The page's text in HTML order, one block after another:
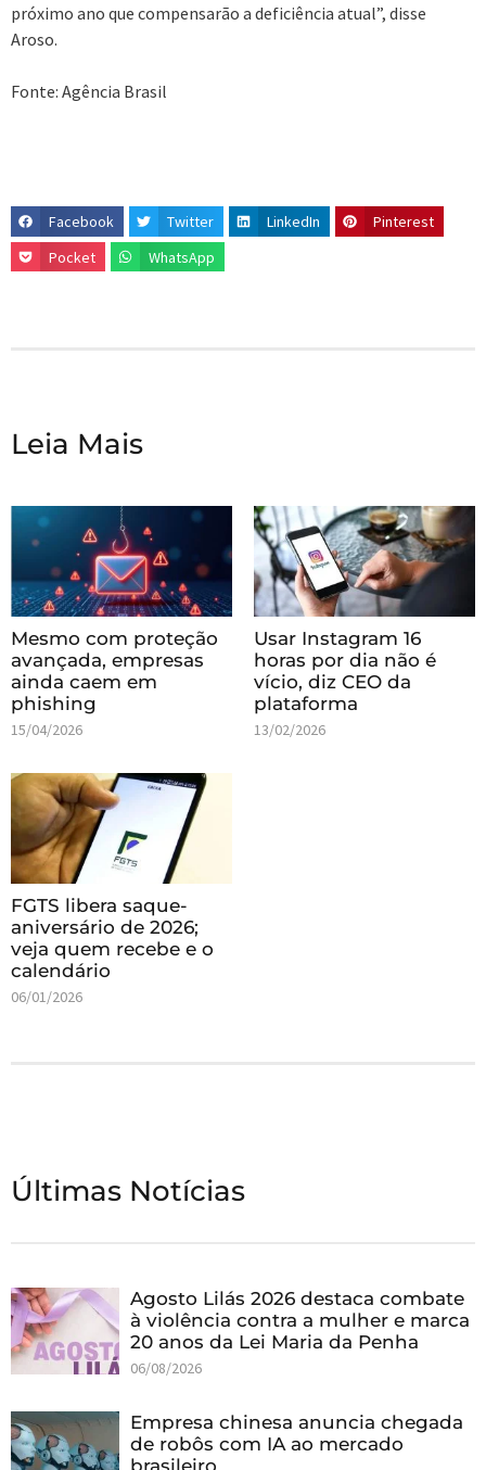
próximo ano que compensarão a deficiência atual”, disse
Aroso.
Fonte: Agência Brasil
Facebook Twitter LinkedIn
Pinterest
Pocket
WhatsApp
Leia Mais
Mesmo com proteção
avançada, empresas
ainda caem em
phishing
15/04/2026
Usar Instagram 16
horas por dia não é
vício, diz CEO da
plataforma
13/02/2026
FGTS libera saque-
aniversário de 2026;
veja quem recebe e o
calendário
06/01/2026
Últimas Notícias
Agosto Lilás 2026 destaca combate
à violência contra a mulher e marca
20 anos da Lei Maria da Penha
06/08/2026
Empresa chinesa anuncia chegada
de robôs com IA ao mercado
brasileiro